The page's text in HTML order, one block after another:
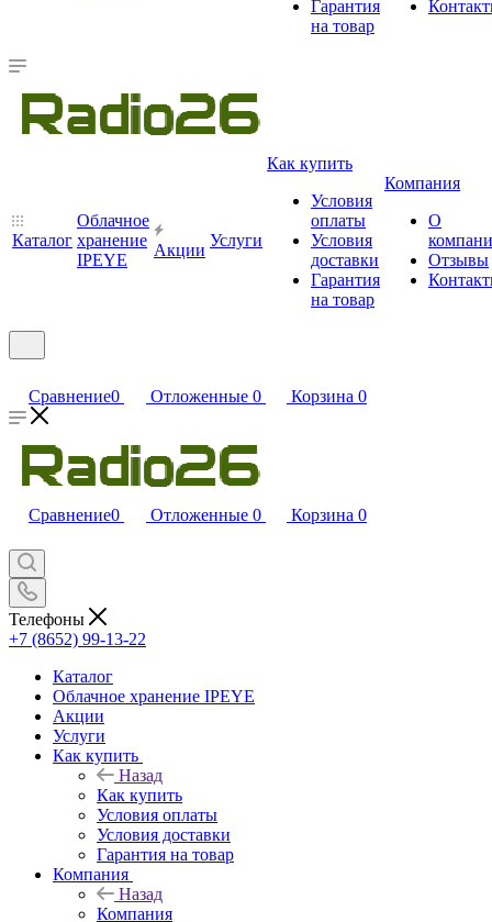
Гарантия
на товар
Каталог
Облачное
хранение
IPEYE
Акции
Услуги
Как купить
Условия
оплаты
Условия
доставки
Гарантия
на товар
Компания
О
Отзывы
Сравнение0 Отложенные 0 Корзина 0
Сравнение0 Отложенные 0 Корзина 0
Телефоны
+7 (8652) 99-13-22
Каталог
Облачное хранение IPEYE
Акции
Услуги
Как купить
Назад
Как купить
Условия оплаты
Условия доставки
Гарантия на товар
Компания
Назад
Компания